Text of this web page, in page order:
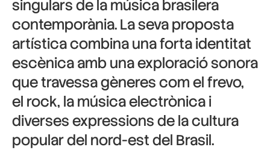
singulars de la música brasilera
contemporània. La seva proposta
artística combina una forta identitat
escènica amb una exploració sonora
que travessa gèneres com el frevo,
el rock, la música electrònica i
diverses expressions de la cultura
popular del nord-est del Brasil.